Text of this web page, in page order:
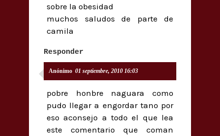
sobre la obesidad
muchos saludos de parte de
camila
Responder
Anónimo 01 septiembre, 2010 16:03
pobre honbre naguara como
pudo llegar a engordar tano por
eso aconsejo a todo el que lea
este comentario que coman